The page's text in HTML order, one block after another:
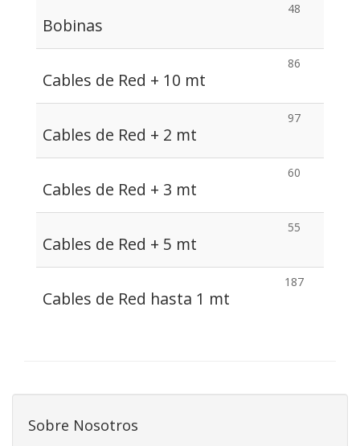
Bobinas
48
Cables de Red + 10 mt
86
Cables de Red + 2 mt
97
Cables de Red + 3 mt
60
Cables de Red + 5 mt
55
Cables de Red hasta 1 mt
187
Sobre Nosotros